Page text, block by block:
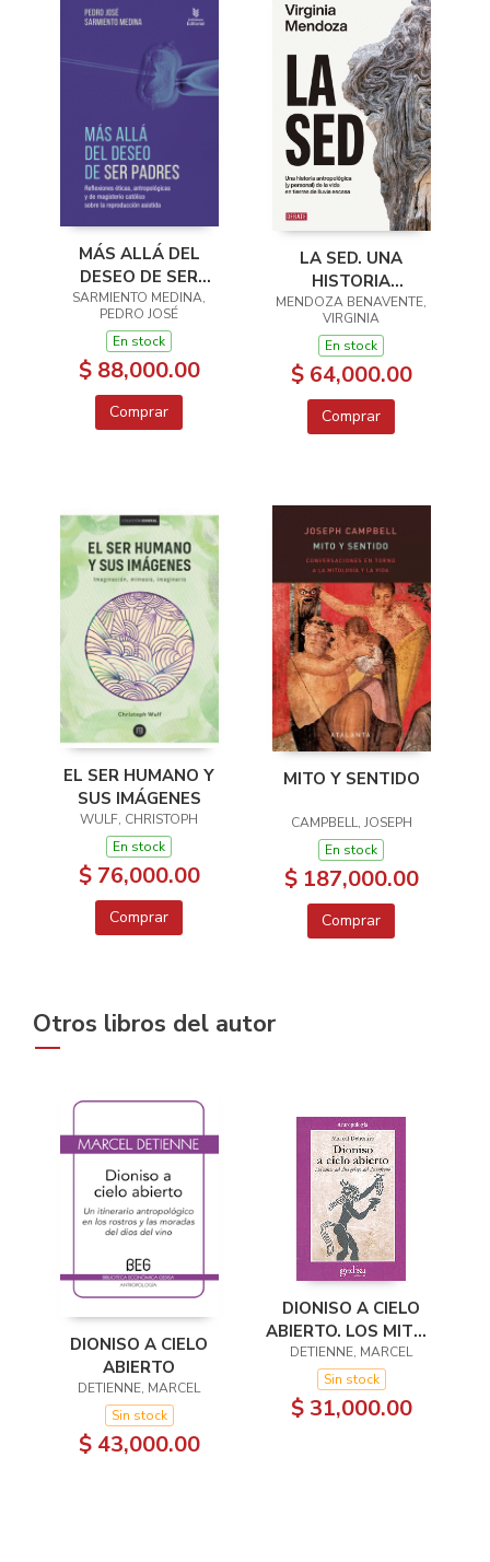
MÁS ALLÁ DEL
DESEO DE SER
PADRES
SARMIENTO MEDINA,
PEDRO JOSÉ
En stock
$ 88,000.00
Comprar
LA SED. UNA
HISTORIA
ANTROPOLÓGICA (Y
PERSONAL) DE LA
VIDA EN TIERRAS DE
LLUVIA ESCASA
MENDOZA BENAVENTE,
VIRGINIA
En stock
$ 64,000.00
Comprar
EL SER HUMANO Y
SUS IMÁGENES
WULF, CHRISTOPH
En stock
$ 76,000.00
Comprar
MITO Y SENTIDO
CAMPBELL, JOSEPH
En stock
$ 187,000.00
Comprar
Otros libros del autor
DIONISO A CIELO
ABIERTO
DETIENNE, MARCEL
Sin stock
$ 43,000.00
DIONISO A CIELO
ABIERTO. LOS MITOS
DEL DIOS GRIEGO
DEL DESENFRENO
DETIENNE, MARCEL
Sin stock
$ 31,000.00